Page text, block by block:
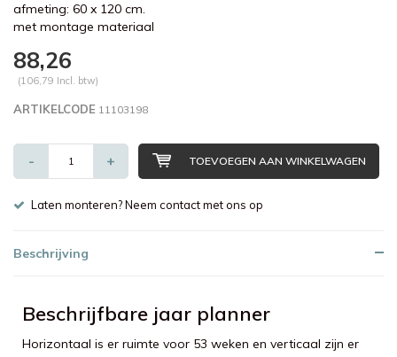
afmeting: 60 x 120 cm.
met montage materiaal
88,26
(106,79 Incl. btw)
ARTIKELCODE 11103198
- + TOEVOEGEN AAN WINKELWAGEN
Laten monteren? Neem contact met ons op
Beschrijving
Beschrijfbare jaar planner
Horizontaal is er ruimte voor 53 weken en verticaal zijn er